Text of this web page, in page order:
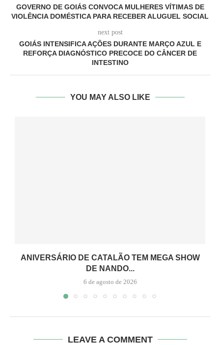
GOVERNO DE GOIÁS CONVOCA MULHERES VÍTIMAS DE
VIOLÊNCIA DOMÉSTICA PARA RECEBER ALUGUEL SOCIAL
next post
GOIÁS INTENSIFICA AÇÕES DURANTE MARÇO AZUL E
REFORÇA DIAGNÓSTICO PRECOCE DO CÂNCER DE
INTESTINO
YOU MAY ALSO LIKE
ANIVERSÁRIO DE CATALÃO TEM MEGA SHOW
DE NANDO...
6 de agosto de 2026
LEAVE A COMMENT